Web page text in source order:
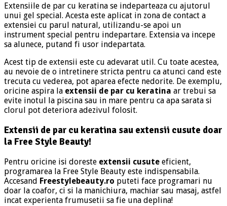
Extensiile de par cu keratina se indeparteaza cu ajutorul
unui gel special. Acesta este aplicat in zona de contact a
extensiei cu parul natural, utilizandu-se apoi un
instrument special pentru indepartare. Extensia va incepe
sa alunece, putand fi usor indepartata.
Acest tip de extensii este cu adevarat util. Cu toate acestea,
au nevoie de o intretinere stricta pentru ca atunci cand este
trecuta cu vederea, pot aparea efecte nedorite. De exemplu,
oricine aspira la extensii de par cu keratina ar trebui sa
evite inotul la piscina sau in mare pentru ca apa sarata si
clorul pot deteriora adezivul folosit.
Extensii de par cu keratina sau extensii cusute doar
la Free Style Beauty!
Pentru oricine isi doreste extensii cusute eficient,
programarea la Free Style Beauty este indispensabila.
Accesand Freestylebeauty.ro puteti face programari nu
doar la coafor, ci si la manichiura, machiar sau masaj, astfel
incat experienta frumusetii sa fie una deplina!